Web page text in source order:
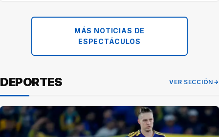
MÁS NOTICIAS DE
ESPECTÁCULOS
DEPORTES VER SECCIÓN